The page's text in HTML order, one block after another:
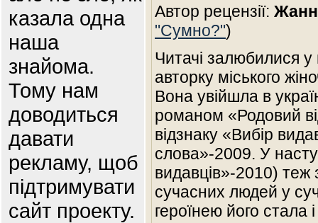
казала одна
наша
знайома.
Тому нам
доводиться
давати
рекламу, щоб
підтримувати
сайт проекту.
Автор рецензії:
"Сумно?")
Читачі залюбилися
авторку міського
Вона увійшла в
романом «Родовий
відзнаку «Вибір
слова»-2009. У
видавців»-2010) теж
сучасних людей у
героїнею його